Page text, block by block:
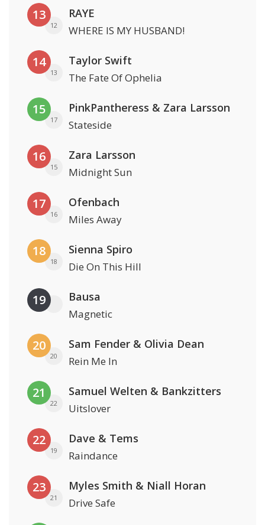
13
12
RAYE
WHERE IS MY HUSBAND!
14
13
Taylor Swift
The Fate Of Ophelia
15
17
PinkPantheress & Zara Larsson
Stateside
16
15
Zara Larsson
Midnight Sun
17
16
Ofenbach
Miles Away
18
18
Sienna Spiro
Die On This Hill
19 Bausa
Magnetic
20
20
Sam Fender & Olivia Dean
Rein Me In
21
22
Samuel Welten & Bankzitters
Uitslover
22
19
Dave & Tems
Raindance
23
21
Myles Smith & Niall Horan
Drive Safe